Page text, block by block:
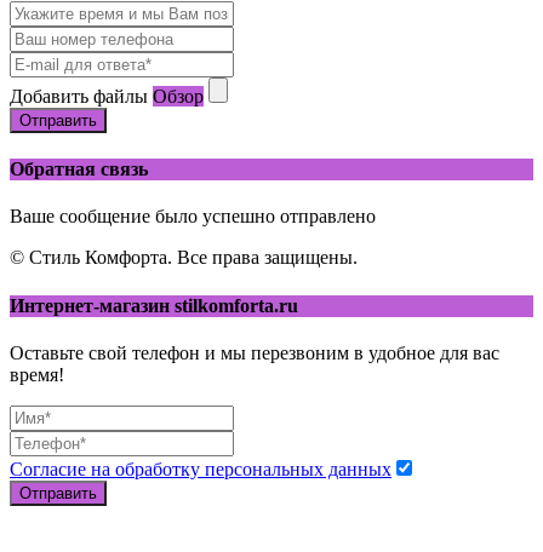
Добавить файлы Обзор
Отправить
Обратная связь
Ваше сообщение было успешно отправлено
© Стиль Комфорта. Все права защищены.
Интернет-магазин stilkomforta.ru
Оставьте свой телефон и мы перезвоним в удобное для вас
время!
Согласие на обработку персональных данных
Отправить